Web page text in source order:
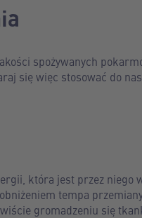
spożywanych
się więc stosować do
która jest przez niego
tempa
gromadzeniu się